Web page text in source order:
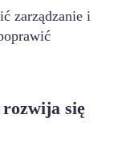
zarządzanie i
się